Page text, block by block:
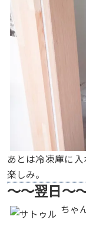
あとは冷凍庫に
楽しみ。
〜〜翌日〜
ちゃ